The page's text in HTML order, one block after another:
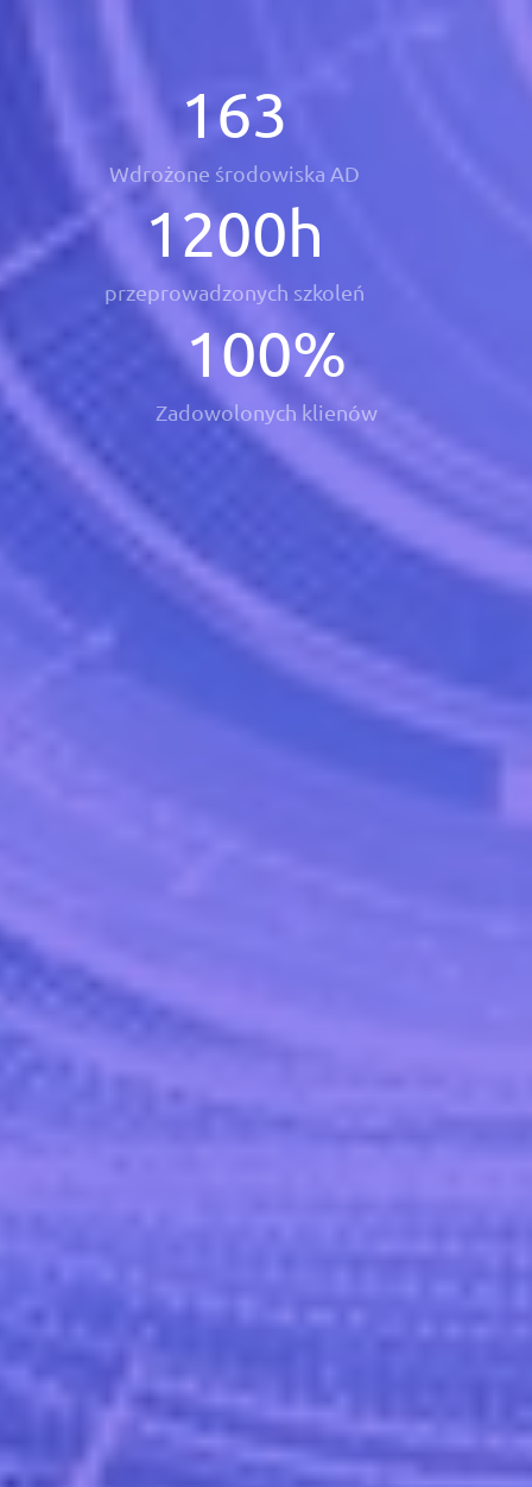
163
Wdrożone środowiska AD
1200h
przeprowadzonych szkoleń
100%
Zadowolonych klienów